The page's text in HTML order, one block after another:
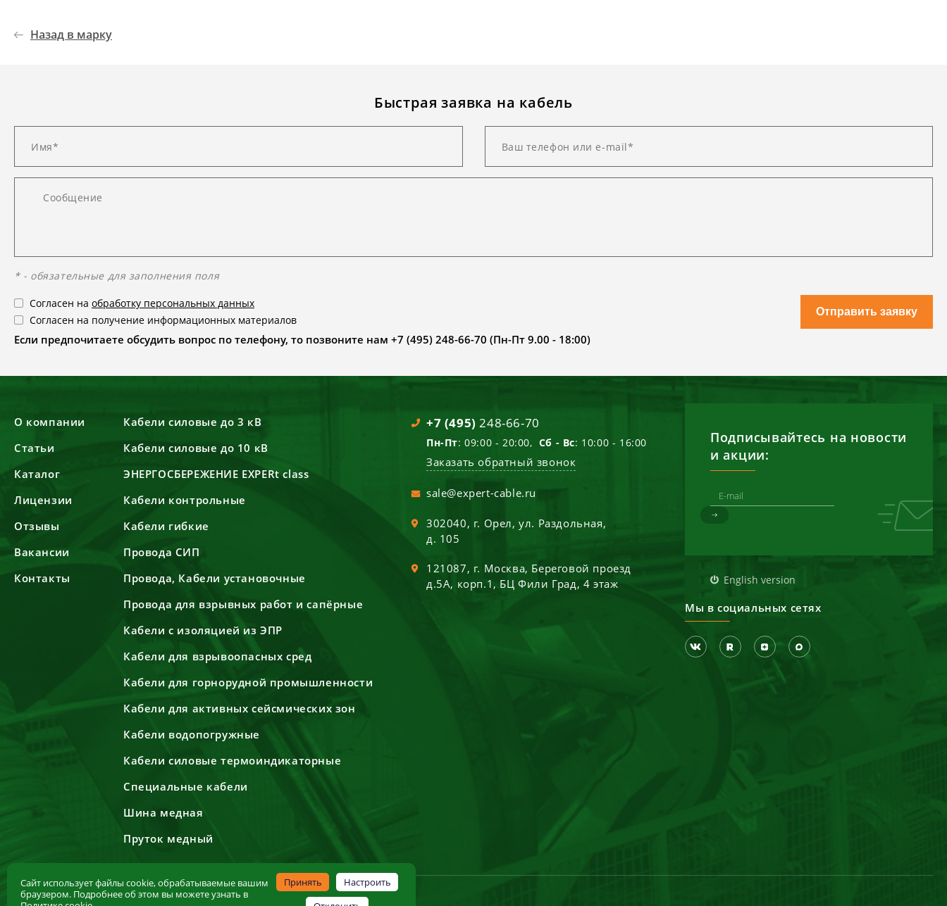
Назад в марку
Быстрая заявка на кабель
* - обязательные для заполнения поля
Согласен на обработку персональных данных
Согласен на получение информационных материалов
Если предпочитаете обсудить вопрос по телефону, то позвоните нам +7 (495) 248-66-70 (Пн-Пт 9.00 - 18:00)
Отправить заявку
О компании
Статьи
Каталог
Лицензии
Отзывы
Вакансии
Контакты
Кабели силовые до 3 кВ
Кабели силовые до 10 кВ
ЭНЕРГОСБЕРЕЖЕНИЕ EXPERt class
Кабели контрольные
Кабели гибкие
Провода СИП
Провода, Кабели установочные
Провода для взрывных работ и сапёрные
Кабели с изоляцией из ЭПР
Кабели для взрывоопасных сред
Кабели для горнорудной промышленности
Кабели для активных сейсмических зон
Кабели водопогружные
Кабели силовые термоиндикаторные
Специальные кабели
Шина медная
Пруток медный
+7 (495) 248-66-70
Пн-Пт: 09:00 - 20:00, Сб - Вс: 10:00 - 16:00
Заказать обратный звонок
sale@expert-cable.ru
302040, г. Орел,ул. Раздольная,
д. 105
121087, г. Москва, Береговой проезд
д.5А, корп.1, БЦ Фили Град, 4 этаж
Подписывайтесь на новости
и акции:
English version
Мы в социальных сетях
Сайт использует файлы cookie, обрабатываемые вашим
браузером. Подробнее об этом вы можете узнать в
Принять
Настроить